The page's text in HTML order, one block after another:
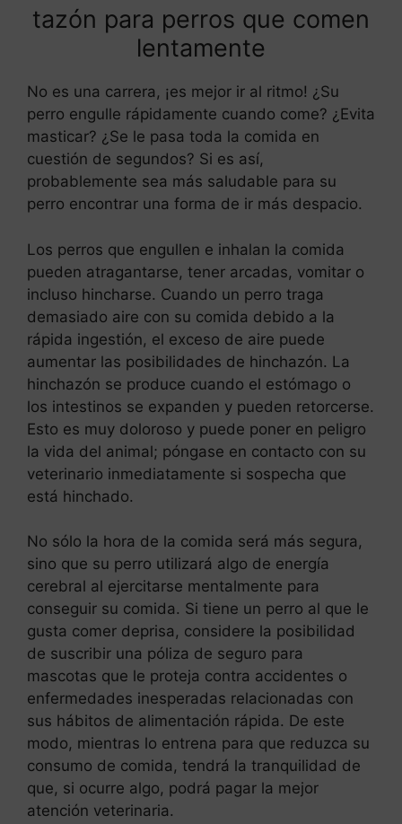
tazón para perros que comen
lentamente
No es una carrera, ¡es mejor ir al ritmo! ¿Su
perro engulle rápidamente cuando come? ¿Evita
masticar? ¿Se le pasa toda la comida en
cuestión de segundos? Si es así,
probablemente sea más saludable para su
perro encontrar una forma de ir más despacio.
Los perros que engullen e inhalan la comida
pueden atragantarse, tener arcadas, vomitar o
incluso hincharse. Cuando un perro traga
demasiado aire con su comida debido a la
rápida ingestión, el exceso de aire puede
aumentar las posibilidades de hinchazón. La
hinchazón se produce cuando el estómago o
los intestinos se expanden y pueden retorcerse.
Esto es muy doloroso y puede poner en peligro
la vida del animal; póngase en contacto con su
veterinario inmediatamente si sospecha que
está hinchado.
No sólo la hora de la comida será más segura,
sino que su perro utilizará algo de energía
cerebral al ejercitarse mentalmente para
conseguir su comida. Si tiene un perro al que le
gusta comer deprisa, considere la posibilidad
de suscribir una póliza de seguro para
mascotas que le proteja contra accidentes o
enfermedades inesperadas relacionadas con
sus hábitos de alimentación rápida. De este
modo, mientras lo entrena para que reduzca su
consumo de comida, tendrá la tranquilidad de
que, si ocurre algo, podrá pagar la mejor
atención veterinaria.